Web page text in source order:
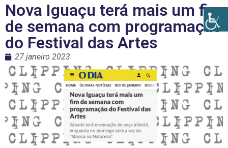
Nova Iguaçu terá mais um fim
de semana com programação
do Festival das Artes
27 janeiro 2023